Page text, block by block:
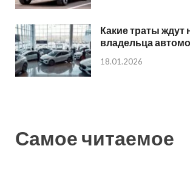
Какие траты ждут
владельца
18.01.2026
Самое читаемое